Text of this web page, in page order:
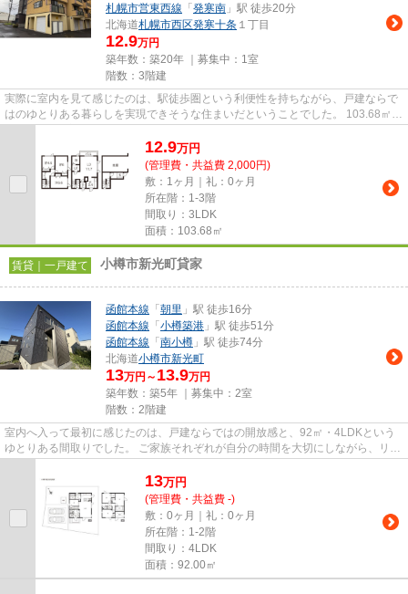
札幌市営東西線 「 発寒南 」駅 徒歩20分
北海道札幌市西区発寒十条 １丁目
12.9万円
築年数：築20年 ｜募集中： 1室
階数：3階建
実際に室内を見て感じたのは、駅徒歩圏という利便性を持ちながら、戸建ならで
はのゆとりある暮らしを実現できそうな住まいだということでした。 103.68㎡の
12.9万円
(管理費・共益費 2,000円)
敷：1ヶ月｜礼：0ヶ月
所在階：1-3階
間取り：3LDK
面積：103.68㎡
賃貸｜一戸建て 小樽市新光町貸家
函館本線 「 朝里 」駅 徒歩16分
函館本線 「 小樽築港 」駅 徒歩51分
函館本線 「 南小樽 」駅 徒歩74分
北海道小樽市新光町
13万円～ 13.9万円
築年数：築5年 ｜募集中： 2室
階数：2階建
室内へ入って最初に感じたのは、戸建ならではの開放感と、92㎡・4LDKという
ゆとりある間取りでした。 ご家族それぞれが自分の時間を大切にしながら、リビ
13万円
(管理費・共益費 -)
敷：0ヶ月｜礼：0ヶ月
所在階：1-2階
間取り：4LDK
面積：92.00㎡